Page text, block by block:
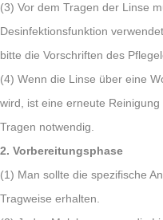
(3) Vor dem Tragen der Linse
Desinfektionsfunktion
bitte die Vorschriften des
(4) Wenn die Linse über eine
wird, ist eine erneute
Tragen notwendig.
2. Vorbereitungsphase
(1) Man sollte die spezifische
Tragweise erhalten.